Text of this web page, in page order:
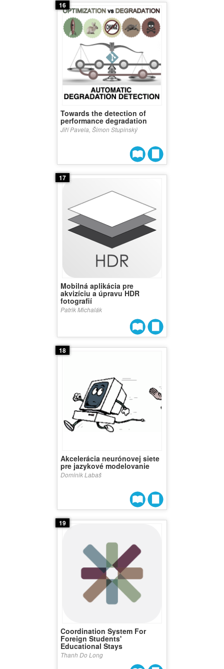
16
Towards the detection of
performance degradation
Jiří Pavela, Šimon Stupinský
17
Mobilná aplikácia pre
akvizíciu a úpravu HDR
fotografií
Patrik Michalák
18
Akcelerácia neurónovej siete
pre jazykové modelovanie
Dominik Labaš
19
Coordination System For
Foreign Students'
Educational Stays
Thanh Do Long